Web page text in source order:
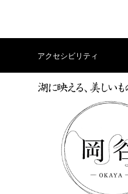
アクセシビリティ